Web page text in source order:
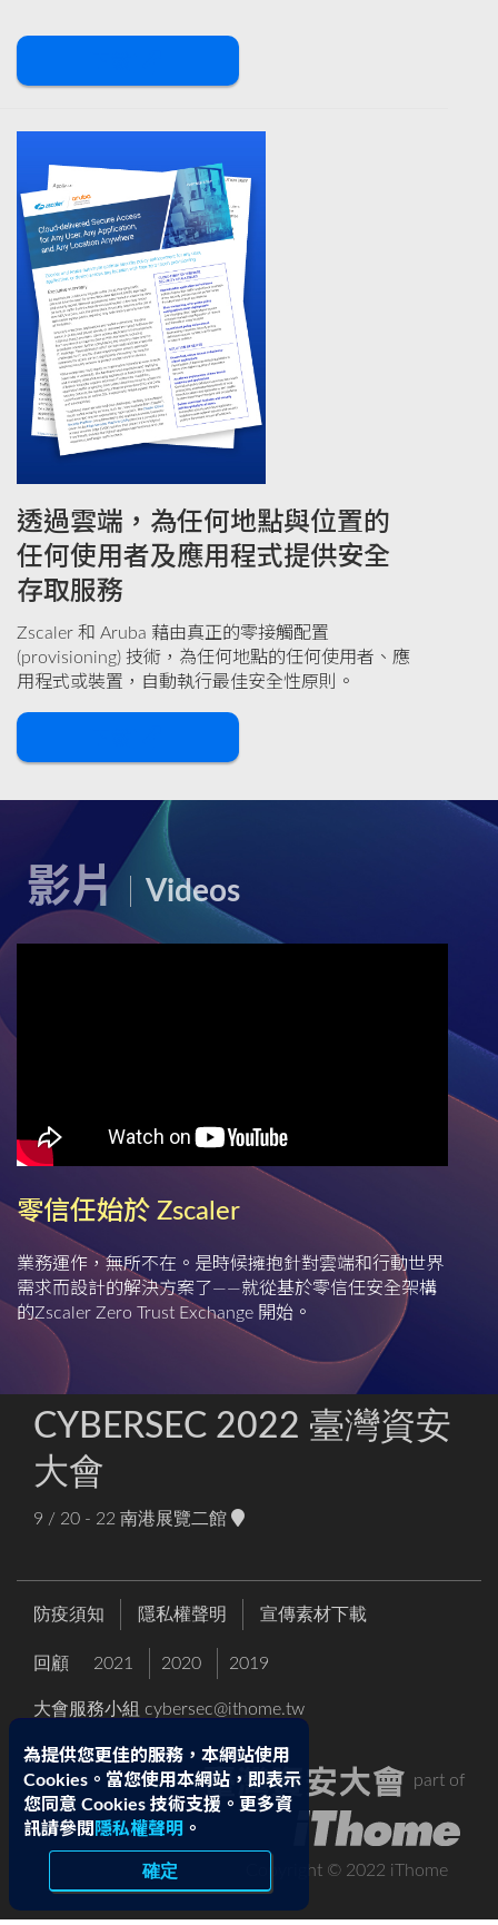
為提供您更佳的服務，本網站使用
Cookies。當您使用本網站，即表示
您同意 Cookies 技術支援。更多資
訊請參閱 隱私權聲明 。
確定
透過雲端，為任何地點與位置的
任何使用者及應用程式提供安全
存取服務
Zscaler 和 Aruba 藉由真正的零接觸配置
(provisioning) 技術，為任何地點的任何使用者、應
用程式或裝置，自動執行最佳安全性原則。
影片 Videos
零信任始於 Zscaler
業務運作，無所不在。是時候擁抱針對雲端和行動世界
需求而設計的解決方案了——就從基於零信任安全架構
的Zscaler Zero Trust Exchange 開始。
CYBERSEC 2022 臺灣資安
大會
9 / 20 - 22 南港展覽二館
防疫須知 隱私權聲明 宣傳素材下載
回顧 2021 2020 2019
大會服務小組 cybersec@ithome.tw
part of
Copyright © 2022 iThome